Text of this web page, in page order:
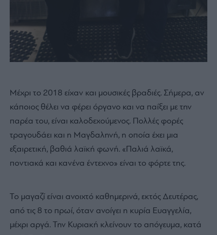
Μέχρι το 2018 είχαν και μουσικές βραδιές. Σήμερα, αν
κάποιος θέλει να φέρει όργανο και να παίξει με την
παρέα του, είναι καλοδεχούμενος. Πολλές φορές
τραγουδάει και η Μαγδαληνή, η οποία έχει μια
εξαιρετική, βαθιά λαϊκή φωνή. «Παλιά λαϊκά,
ποντιακά και κανένα έντεχνο» είναι το φόρτε της.
Το μαγαζί είναι ανοιχτό καθημερινά, εκτός Δευτέρας,
από τις 8 το πρωί, όταν ανοίγει η κυρία Ευαγγελία,
μέχρι αργά. Την Κυριακή κλείνουν το απόγευμα, κατά